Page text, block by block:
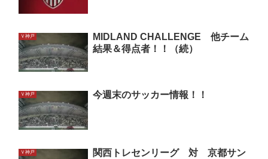
Ｖ神戸
MIDLAND CHALLENGE 他チーム
結果＆得点者！！（続）
Ｖ神戸 今週末のサッカー情報！！
Ｖ神戸
関西トレセンリーグ 対 京都サン